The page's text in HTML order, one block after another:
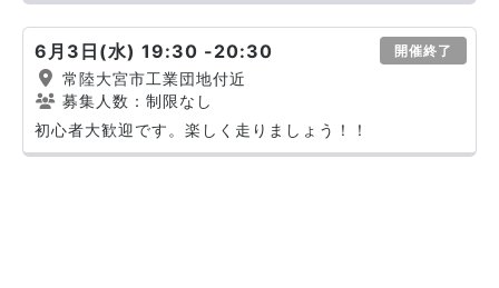
6月3日(水) 19:30 -20:30 開催終了
常陸大宮市工業団地付近
募集人数：制限なし
初心者大歓迎です。楽しく走りましょう！！